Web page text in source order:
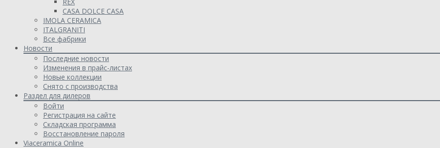
CASA DOLCE CASA
IMOLA CERAMICA
ITALGRANITI
Все фабрики
Новости
Последние новости
Изменения в прайс-листах
Новые коллекции
Снято с производства
Раздел для дилеров
Войти
Регистрация на сайте
Складская программа
Восстановление пароля
Viaceramica Online